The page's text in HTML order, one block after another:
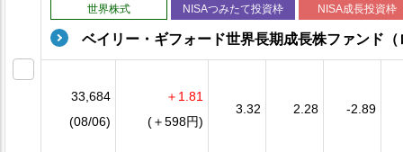
世界株式 NISAつみたて投資枠 NISA成長投資枠
ベイリー・ギフォード世界長期成長株ファンド
33,684
(08/06)
＋1.81
(＋598円)
3.32 2.28 -2.89